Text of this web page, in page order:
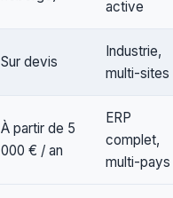
active
Sur devis
Industrie,
multi-sites
À partir de 5
000 € / an
ERP
complet,
multi-pays